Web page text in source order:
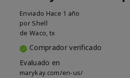
Enviado Hace 1 año
por Shell
de Waco, tx
Comprador verificado
Evaluado en
marykay.com/en-us/